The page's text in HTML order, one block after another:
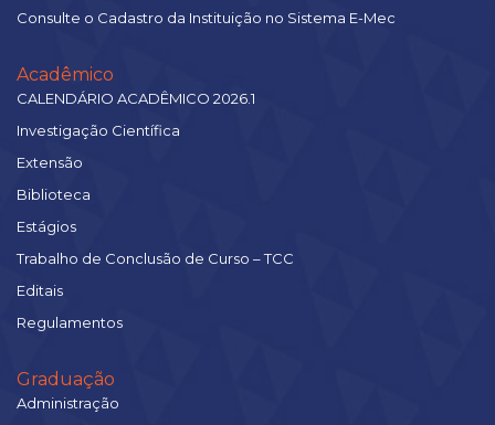
Consulte o Cadastro da Instituição no Sistema E-Mec
Acadêmico
CALENDÁRIO ACADÊMICO 2026.1
Investigação Científica
Extensão
Biblioteca
Estágios
Trabalho de Conclusão de Curso – TCC
Editais
Regulamentos
Graduação
Administração